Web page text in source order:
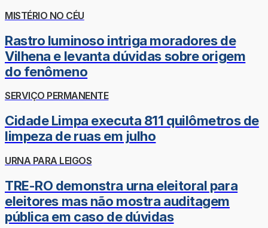
MISTÉRIO NO CÉU
Rastro luminoso intriga moradores de
Vilhena e levanta dúvidas sobre origem
do fenômeno
SERVIÇO PERMANENTE
Cidade Limpa executa 811 quilômetros de
limpeza de ruas em julho
URNA PARA LEIGOS
TRE-RO demonstra urna eleitoral para
eleitores mas não mostra auditagem
pública em caso de dúvidas